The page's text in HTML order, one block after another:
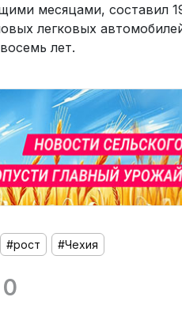
месяцами, составил
легковых
лет.
#рост #Чехия
0